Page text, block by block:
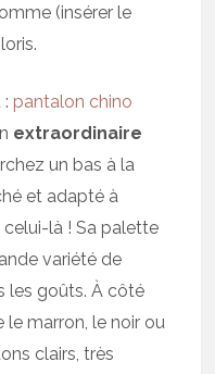
(insérer le
pantalon chino
extraordinaire
un bas à la
et adapté à
celui-là ! Sa palette
variété de
les goûts. À côté
marron, le noir ou
clairs, très